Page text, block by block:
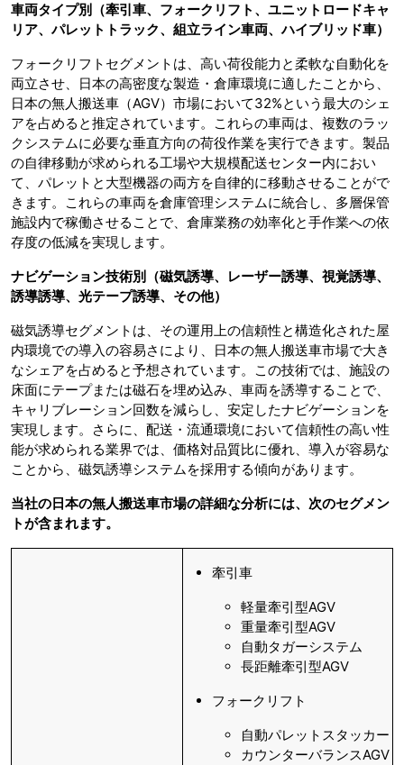
車両タイプ別（牽引車、フォークリフト、ユニットロードキャ
リア、パレットトラック、組立ライン車両、ハイブリッド車）
フォークリフトセグメントは、高い荷役能力と柔軟な自動化を
両立させ、日本の高密度な製造・倉庫環境に適したことから、
日本の無人搬送車（AGV）市場において32%という最大のシェ
アを占めると推定されています。これらの車両は、複数のラッ
クシステムに必要な垂直方向の荷役作業を実行できます。製品
の自律移動が求められる工場や大規模配送センター内におい
て、パレットと大型機器の両方を自律的に移動させることがで
きます。これらの車両を倉庫管理システムに統合し、多層保管
施設内で稼働させることで、倉庫業務の効率化と手作業への依
存度の低減を実現します。
ナビゲーション技術別（磁気誘導、レーザー誘導、視覚誘導、
誘導誘導、光テープ誘導、その他）
磁気誘導セグメントは、その運用上の信頼性と構造化された屋
内環境での導入の容易さにより、日本の無人搬送車市場で大き
なシェアを占めると予想されています。この技術では、施設の
床面にテープまたは磁石を埋め込み、車両を誘導することで、
キャリブレーション回数を減らし、安定したナビゲーションを
実現します。さらに、配送・流通環境において信頼性の高い性
能が求められる業界では、価格対品質比に優れ、導入が容易な
ことから、磁気誘導システムを採用する傾向があります。
当社の日本の無人搬送車市場の詳細な分析には、次のセグメン
トが含まれます。
牽引車
軽量牽引型AGV
重量牽引型AGV
自動タガーシステム
長距離牽引型AGV
フォークリフト
自動パレットスタッカー
カウンターバランスAGV